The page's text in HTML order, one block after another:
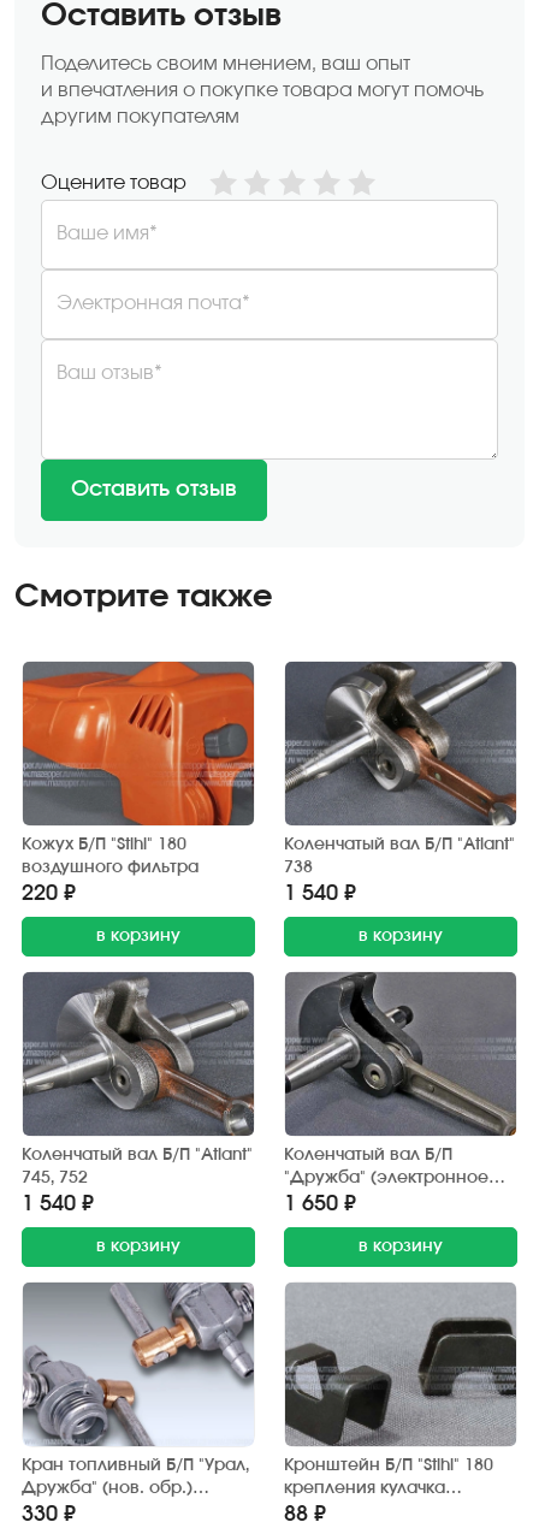
Оставить отзыв
Поделитесь своим мнением, ваш опыт
и впечатления о покупке товара могут помочь
другим покупателям
Оцените товар
Ваше имя*
Электронная почта*
Ваш отзыв*
Оставить отзыв
Смотрите также
Кожух Б/П "Stihl" 180
воздушного фильтра
220 ₽
в корзину
Коленчатый вал Б/П "Atlant"
738
1 540 ₽
в корзину
Коленчатый вал Б/П "Atlant"
745, 752
1 540 ₽
в корзину
Коленчатый вал Б/П
"Дружба" (электронное
магнето) Китай
1 650 ₽
в корзину
Кран топливный Б/П "Урал,
Дружба" (нов. обр.)
М12х1,0
330 ₽
Кронштейн Б/П "Stihl" 180
крепления кулачка
сцепления
88 ₽